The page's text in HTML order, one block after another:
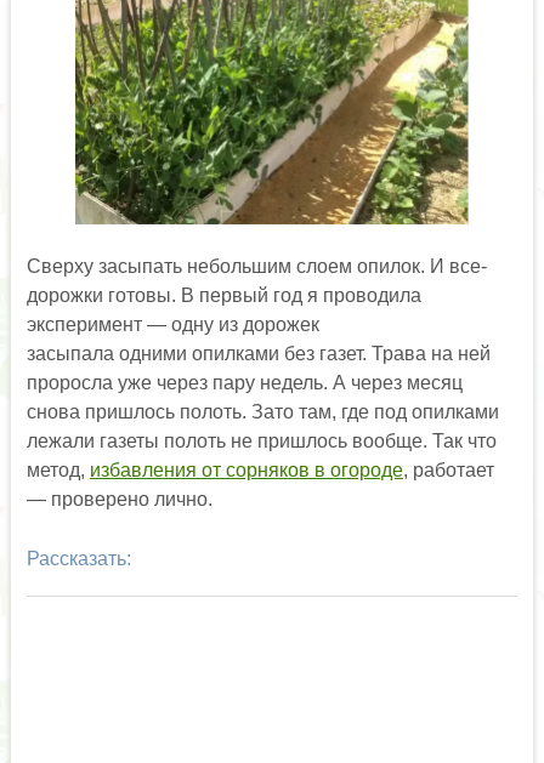
Сверху засыпать небольшим слоем опилок. И все-
дорожки готовы. В первый год я проводила
эксперимент — одну из дорожек
засыпала одними опилками без газет. Трава на ней
проросла уже через пару недель. А через месяц
снова пришлось полоть. Зато там, где под опилками
лежали газеты полоть не пришлось вообще. Так что
метод, избавления от сорняков в огороде, работает
— проверено лично.
Рассказать: